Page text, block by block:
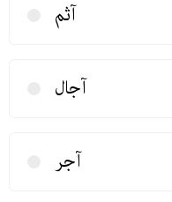
آثم
آجال
آجر